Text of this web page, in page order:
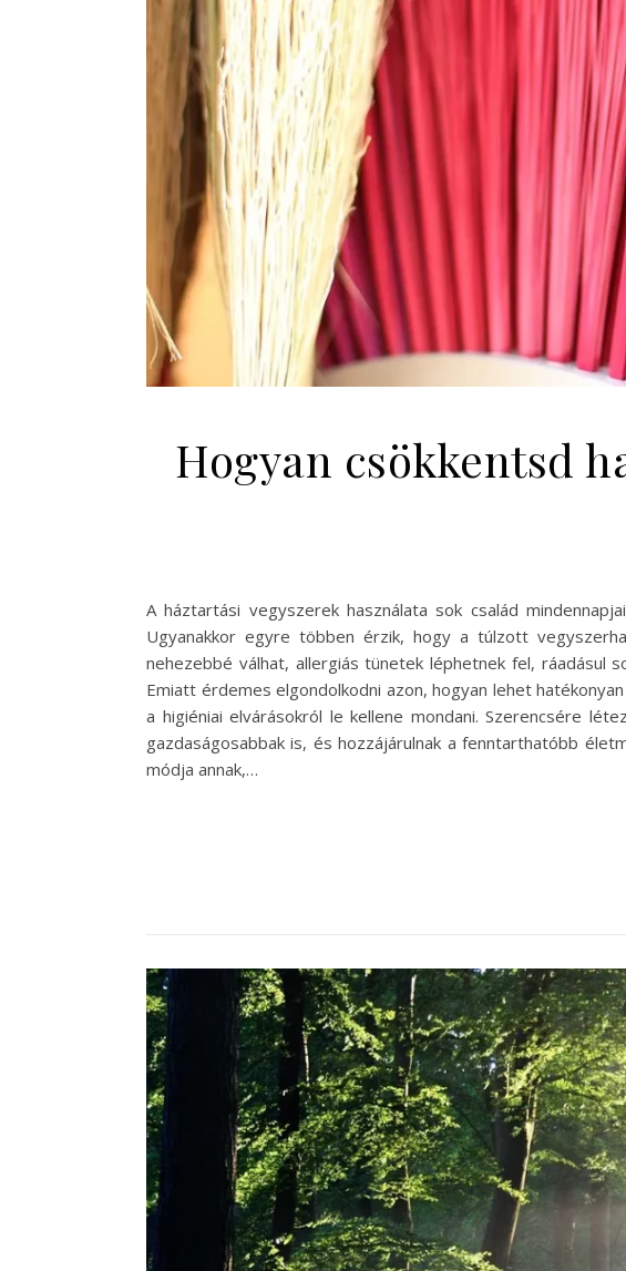
Hogyan csökkentsd
A háztartási vegyszerek használata sok család
Ugyanakkor egyre többen érzik, hogy a túlzott
nehezebbé válhat, allergiás tünetek léphetnek fel, ráadásul
Emiatt érdemes elgondolkodni azon, hogyan lehet
a higiéniai elvárásokról le kellene mondani. Szerencsére
gazdaságosabbak is, és hozzájárulnak a fenntarthatóbb
módja annak,…